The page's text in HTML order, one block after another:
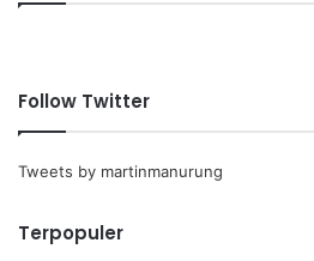
Follow Twitter
Tweets by martinmanurung
Terpopuler